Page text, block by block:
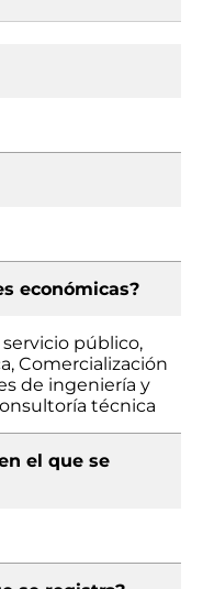
económicas?
público,
Comercialización
de ingeniería y
técnica
el que se